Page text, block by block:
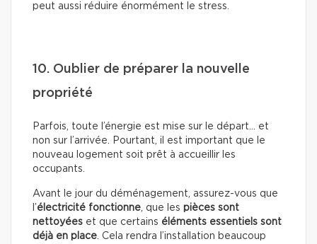
peut aussi réduire énormément le stress.
10. Oublier de préparer la nouvelle
propriété
Parfois, toute l’énergie est mise sur le départ… et
non sur l’arrivée. Pourtant, il est important que le
nouveau logement soit prêt à accueillir les
occupants.
Avant le jour du déménagement, assurez-vous que
l’électricité fonctionne, que les pièces sont
nettoyées et que certains éléments essentiels sont
déjà en place. Cela rendra l’installation beaucoup